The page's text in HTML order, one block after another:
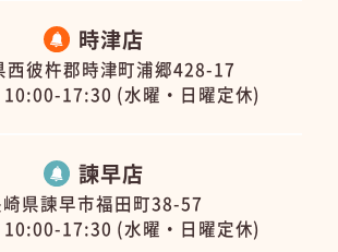
時津店
西彼杵郡時津町浦郷428-17
10:00-17:30 (水曜・日曜定休)
諫早店
県諫早市福田町38-57
10:00-17:30 (水曜・日曜定休)